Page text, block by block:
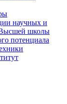
научных и
Высшей школы
потенциала